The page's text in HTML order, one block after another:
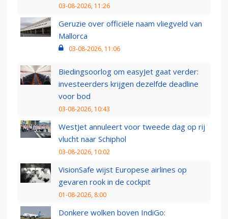
03-08-2026, 11:26
Geruzie over officiële naam vliegveld van
Mallorca
03-08-2026, 11:06
Biedingsoorlog om easyJet gaat verder:
investeerders krijgen dezelfde deadline
voor bod
03-08-2026, 10:43
WestJet annuleert voor tweede dag op rij
vlucht naar Schiphol
03-08-2026, 10:02
VisionSafe wijst Europese airlines op
gevaren rook in de cockpit
01-08-2026, 8:00
Donkere wolken boven IndiGo: